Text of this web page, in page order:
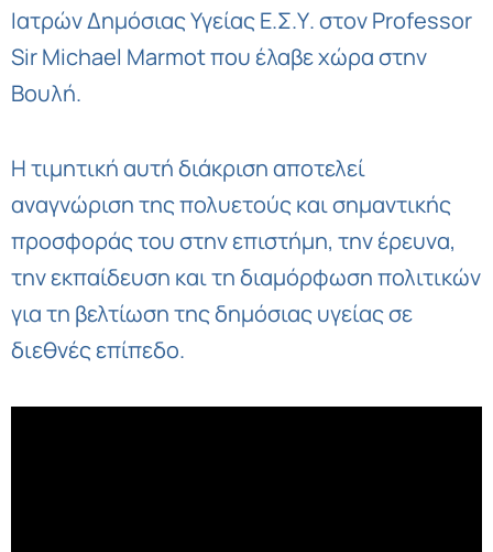
Ιατρών Δημόσιας Υγείας Ε.Σ.Υ. στον Professor
Sir Michael Marmot που έλαβε χώρα στην
Βουλή.
Η τιμητική αυτή διάκριση αποτελεί
αναγνώριση της πολυετούς και σημαντικής
προσφοράς του στην επιστήμη, την έρευνα,
την εκπαίδευση και τη διαμόρφωση πολιτικών
για τη βελτίωση της δημόσιας υγείας σε
διεθνές επίπεδο.